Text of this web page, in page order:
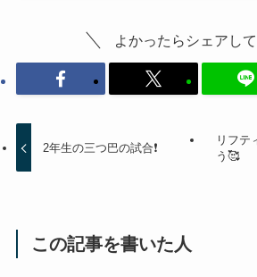
よかったらシェアして
2年生の三つ巴の試合❗️
リフテ
う🥰
この記事を書いた人